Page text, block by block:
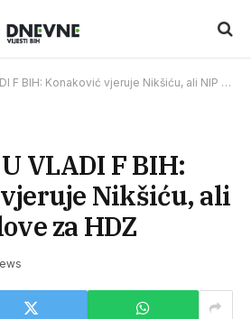
Konaković vjeruje Nikšiću, ali NIP ima uslove za HDZ
VLADI F BIH:
Nikšiću, ali
za HDZ